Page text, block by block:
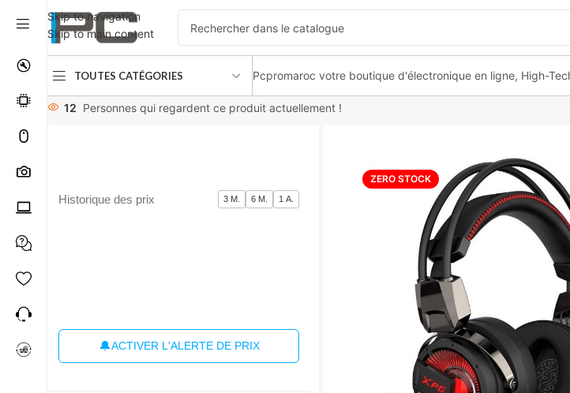
Skip to navigation
Skip to main content
TOUTES CATÉGORIES Pcpromaroc votre boutique d'électronique en ligne, High-
Accueil périphériques Microphones / Casques ADATA XPG PRECOG 7.1 GAMING headphones
12 Personnes qui regardent ce produit actuellement !
Historique des prix 3 M. 6 M. 1 A.
🔔ACTIVER L'ALERTE DE PRIX
ZERO STOCK